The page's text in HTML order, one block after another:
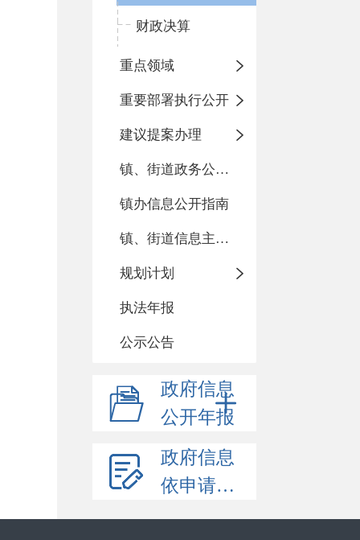
财政决算
重点领域
重要部署执行公开
建议提案办理
镇、街道政务公开标准化目录
镇办信息公开指南
镇、街道信息主动公开基本目录
规划计划
执法年报
公示公告
政府信息
公开年报
政府信息
依申请公开